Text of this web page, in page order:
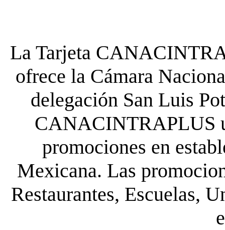
La Tarjeta
ofrece la Cámara
delegación San Luis
CANACINTRAPLUS
promociones en
Mexicana. Las
Restaurantes, Escuelas,